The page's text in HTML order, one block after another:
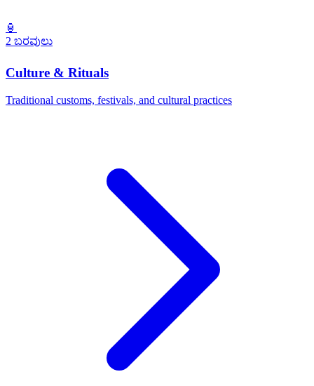
🏮
2 ಬರವುಲು
Culture & Rituals
Traditional customs, festivals, and cultural practices